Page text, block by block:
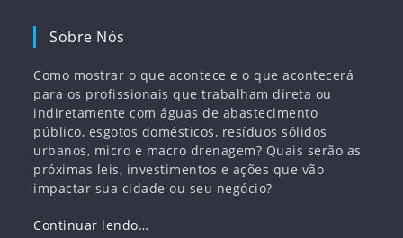
Sobre Nós
Como mostrar o que acontece e o que acontecerá
para os profissionais que trabalham direta ou
indiretamente com águas de abastecimento
público, esgotos domésticos, resíduos sólidos
urbanos, micro e macro drenagem? Quais serão as
próximas leis, investimentos e ações que vão
impactar sua cidade ou seu negócio?
Continuar lendo…